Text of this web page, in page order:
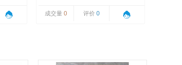
成交量 0 评价 0